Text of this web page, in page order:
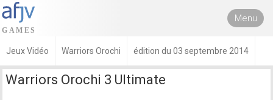
Menu
Jeux Vidéo Warriors Orochi édition du 03 septembre 2014
Warriors Orochi 3 Ultimate